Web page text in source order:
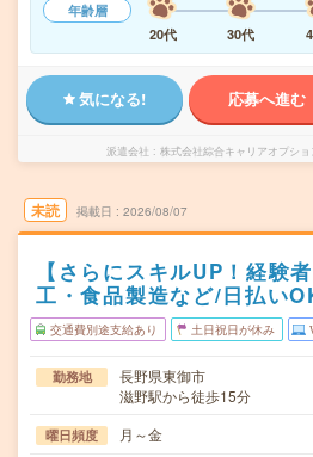
年齢層
20代
30代
気になる! 応募へ進む
派遣会社 株式会社綜合キャリアオプシ
未読 掲載日 2026/08/07
【さらにスキルUP！経験
工・食品製造など/日払い
交通費別途支給あり 土日祝日が休み
勤務地
長野県東御市
滋野駅から徒歩15分
曜日頻度 月～金